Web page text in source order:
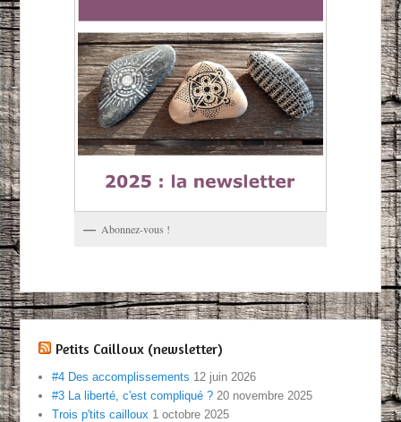
Abonnez-vous !
Petits Cailloux (newsletter)
#4 Des accomplissements 12 juin 2026
#3 La liberté, c'est compliqué ? 20 novembre 2025
Trois p'tits cailloux 1 octobre 2025